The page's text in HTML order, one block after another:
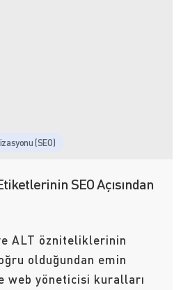
(SEO)
SEO Açısından
ALT özniteliklerinin
olduğundan emin
web yöneticisi kuralları